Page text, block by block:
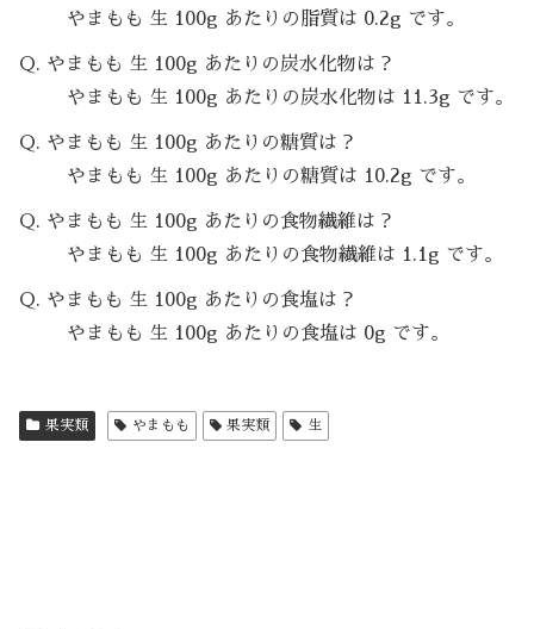
やまもも 生 100g あたりの脂質は 0.2g です。
Q. やまもも 生 100g あたりの炭水化物は？
やまもも 生 100g あたりの炭水化物は 11.3g です。
Q. やまもも 生 100g あたりの糖質は？
やまもも 生 100g あたりの糖質は 10.2g です。
Q. やまもも 生 100g あたりの食物繊維は？
やまもも 生 100g あたりの食物繊維は 1.1g です。
Q. やまもも 生 100g あたりの食塩は？
やまもも 生 100g あたりの食塩は 0g です。
果実類 やまもも 果実類 生